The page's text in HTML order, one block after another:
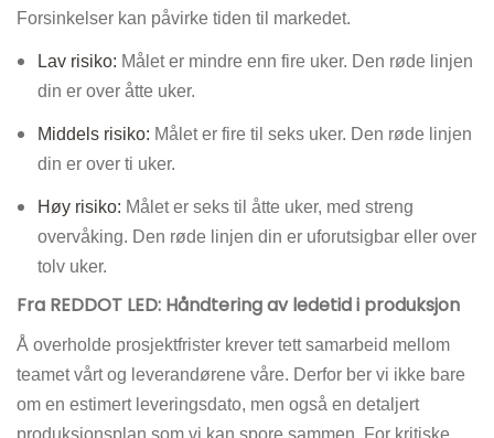
Forsinkelser kan påvirke tiden til markedet.
Lav risiko: Målet er mindre enn fire uker. Den røde linjen
din er over åtte uker.
Middels risiko: Målet er fire til seks uker. Den røde linjen
din er over ti uker.
Høy risiko: Målet er seks til åtte uker, med streng
overvåking. Den røde linjen din er uforutsigbar eller over
tolv uker.
Fra REDDOT LED: Håndtering av ledetid i produksjon
Å overholde prosjektfrister krever tett samarbeid mellom
teamet vårt og leverandørene våre. Derfor ber vi ikke bare
om en estimert leveringsdato, men også en detaljert
produksjonsplan som vi kan spore sammen. For kritiske